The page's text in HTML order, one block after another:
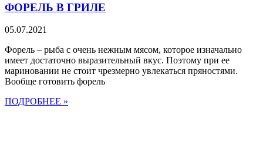
ФОРЕЛЬ В ГРИЛЕ
05.07.2021
Форель – рыба с очень нежным мясом, которое изначально
имеет достаточно выразительный вкус. Поэтому при ее
мариновании не стоит чрезмерно увлекаться пряностями.
Вообще готовить форель
ПОДРОБНЕЕ »